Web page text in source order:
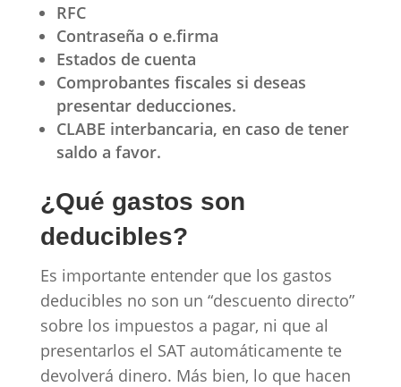
RFC
Contraseña o e.firma
Estados de cuenta
Comprobantes fiscales si deseas
presentar deducciones.
CLABE interbancaria, en caso de tener
saldo a favor.
¿Qué gastos son
deducibles?
Es importante entender que los gastos
deducibles no son un “descuento directo”
sobre los impuestos a pagar, ni que al
presentarlos el SAT automáticamente te
devolverá dinero. Más bien, lo que hacen